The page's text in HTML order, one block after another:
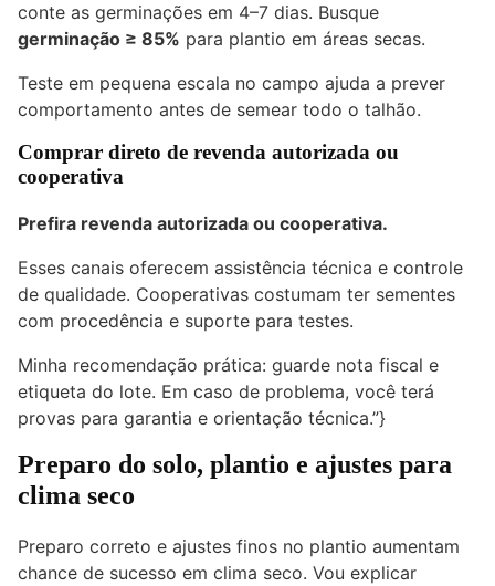
conte as germinações em 4–7 dias. Busque
germinação ≥ 85% para plantio em áreas secas.
Teste em pequena escala no campo ajuda a prever
comportamento antes de semear todo o talhão.
Comprar direto de revenda autorizada ou
cooperativa
Prefira revenda autorizada ou cooperativa.
Esses canais oferecem assistência técnica e controle
de qualidade. Cooperativas costumam ter sementes
com procedência e suporte para testes.
Minha recomendação prática: guarde nota fiscal e
etiqueta do lote. Em caso de problema, você terá
provas para garantia e orientação técnica.”}
Preparo do solo, plantio e ajustes para
clima seco
Preparo correto e ajustes finos no plantio aumentam
chance de sucesso em clima seco. Vou explicar